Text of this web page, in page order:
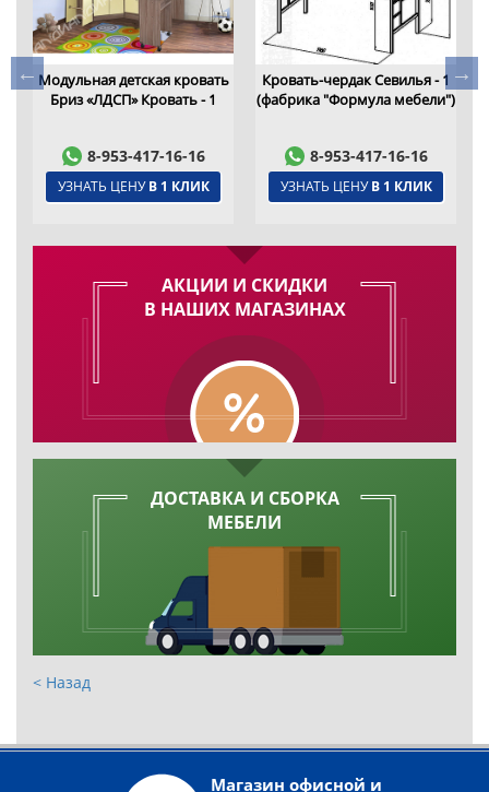
Модульная детская кровать
Бриз «ЛДСП» Кровать - 1
8-953-417-16-16
УЗНАТЬ ЦЕНУВ 1 КЛИК
Кровать-чердак Севилья - 1
(фабрика "Формула мебели")
8-953-417-16-16
УЗНАТЬ ЦЕНУВ 1 КЛИК
АКЦИИ И СКИДКИ
В НАШИХ МАГАЗИНАХ
ДОСТАВКА И СБОРКА
МЕБЕЛИ
< Назад
Магазин офисной и